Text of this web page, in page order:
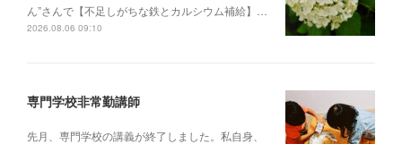
ん”さんで【不足しがちな鉄とカルシウム補給】…
2026.08.06 09:10
専門学校非常勤講師
先月、専門学校の講義が終了しました。私自身、